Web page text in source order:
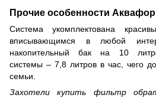
Прочие особенности
Система укомплектована
вписывающимся в любой
накопительный бак на 10
системы – 7,8 литров в час, чего
семьи.
Захотели купить фильтр